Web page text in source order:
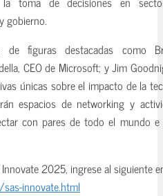
gobierno.
de figuras destacadas como
CEO de Microsoft; y Jim
únicas sobre el impacto de la
espacios de networking y
con pares de todo el mundo e
2025, ingrese al siguiente
innovate.html